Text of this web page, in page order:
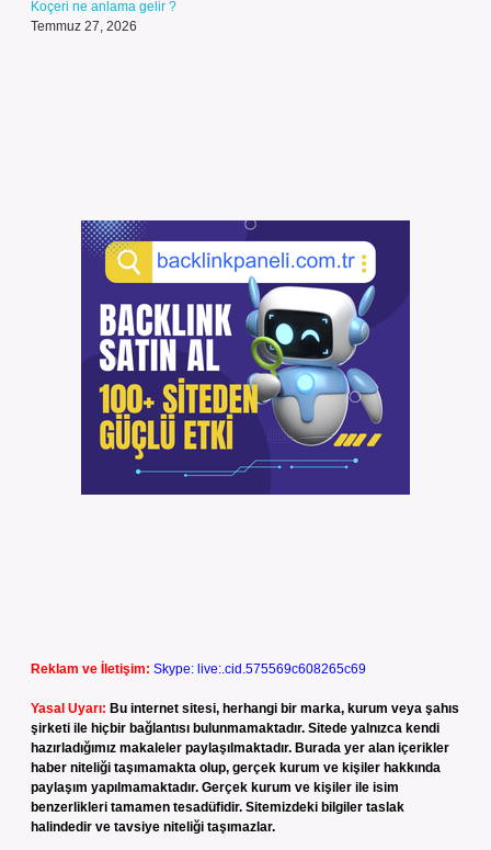
Koçeri ne anlama gelir ?
Temmuz 27, 2026
Reklam ve İletişim: Skype: live:.cid.575569c608265c69
Yasal Uyarı: Bu internet sitesi, herhangi bir marka, kurum veya şahıs
şirketi ile hiçbir bağlantısı bulunmamaktadır. Sitede yalnızca kendi
hazırladığımız makaleler paylaşılmaktadır. Burada yer alan içerikler
haber niteliği taşımamakta olup, gerçek kurum ve kişiler hakkında
paylaşım yapılmamaktadır. Gerçek kurum ve kişiler ile isim
benzerlikleri tamamen tesadüfidir. Sitemizdeki bilgiler taslak
halindedir ve tavsiye niteliği taşımazlar.